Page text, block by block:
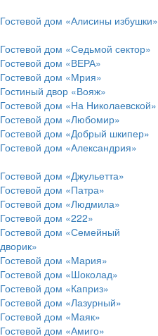
Гостевой дом «Алисины избушки»
Гостевой дом «Седьмой сектор»
Гостевой дом «ВЕРА»
Гостевой дом «Мрия»
Гостиный двор «Вояж»
Гостевой дом «На Николаевской»
Гостевой дом «Любомир»
Гостевой дом «Добрый шкипер»
Гостевой дом «Александрия»
Гостевой дом «Джульетта»
Гостевой дом «Патра»
Гостевой дом «Людмила»
Гостевой дом «222»
Гостевой дом «Семейный
дворик»
Гостевой дом «Мария»
Гостевой дом «Шоколад»
Гостевой дом «Каприз»
Гостевой дом «Лазурный»
Гостевой дом «Маяк»
Гостевой дом «Амиго»